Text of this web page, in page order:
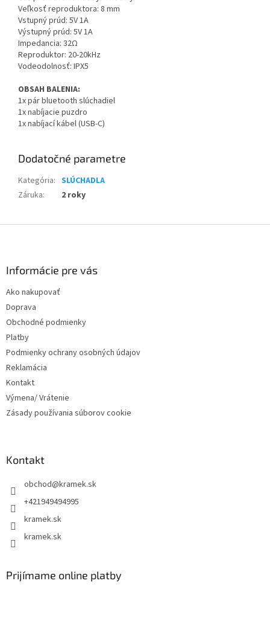
Veľkosť reproduktora: 8 mm
Vstupný prúd: 5V 1A
Výstupný prúd: 5V 1A
Impedancia: 32Ω
Reproduktor: 20-20kHz
Vodeodolnosť: IPX5
OBSAH BALENIA:
1x pár bluetooth slúchadiel
1x nabíjacie puzdro
1x nabíjací kábel (USB-C)
Dodatočné parametre
Kategória: SLÚCHADLA
Záruka: 2 roky
Informácie pre vás
Ako nakupovať
Doprava
Obchodné podmienky
Platby
Podmienky ochrany osobných údajov
Reklamácia
Kontakt
Výmena/ Vrátenie
Zásady používania súborov cookie
Kontakt
obchod@kramek.sk
+421949494995
kramek.sk
kramek.sk
Prijímame online platby